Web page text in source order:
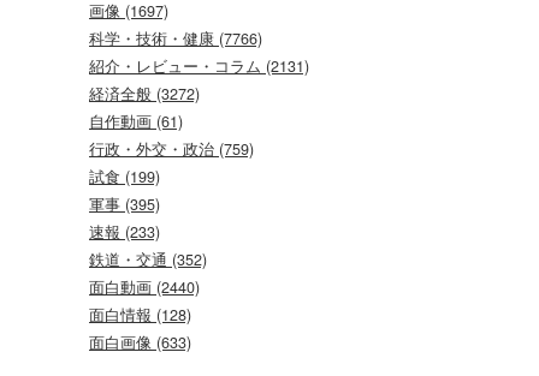
画像 (1697)
科学・技術・健康 (7766)
紹介・レビュー・コラム (2131)
経済全般 (3272)
自作動画 (61)
行政・外交・政治 (759)
試食 (199)
軍事 (395)
速報 (233)
鉄道・交通 (352)
面白動画 (2440)
面白情報 (128)
面白画像 (633)